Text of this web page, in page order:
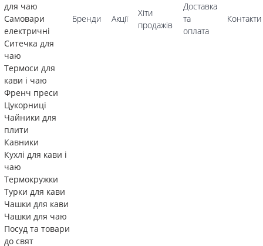
для чаю
Самовари
електричні
Ситечка для
чаю
Термоси для
кави і чаю
Френч преси
Цукорниці
Чайники для
плити
Кавники
Кухлі для кави і
чаю
Термокружки
Турки для кави
Чашки для кави
Чашки для чаю
Посуд та товари
до свят
Бренди Акції
Хіти
продажів
Доставка
та
оплата
Контакти